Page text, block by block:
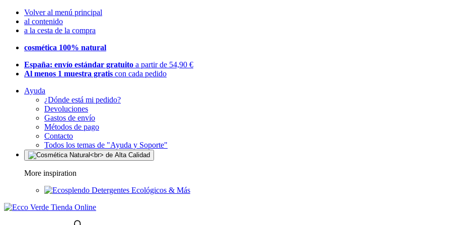
Volver al menú principal
al contenido
a la cesta de la compra
cosmética 100% natural
España: envío estándar gratuito a partir de 54,90 €
Al menos 1 muestra gratis con cada pedido
Ayuda
¿Dónde está mi pedido?
Devoluciones
Gastos de envío
Métodos de pago
Contacto
Todos los temas de "Ayuda y Soporte"
More inspiration
Detergentes Ecológicos & Más